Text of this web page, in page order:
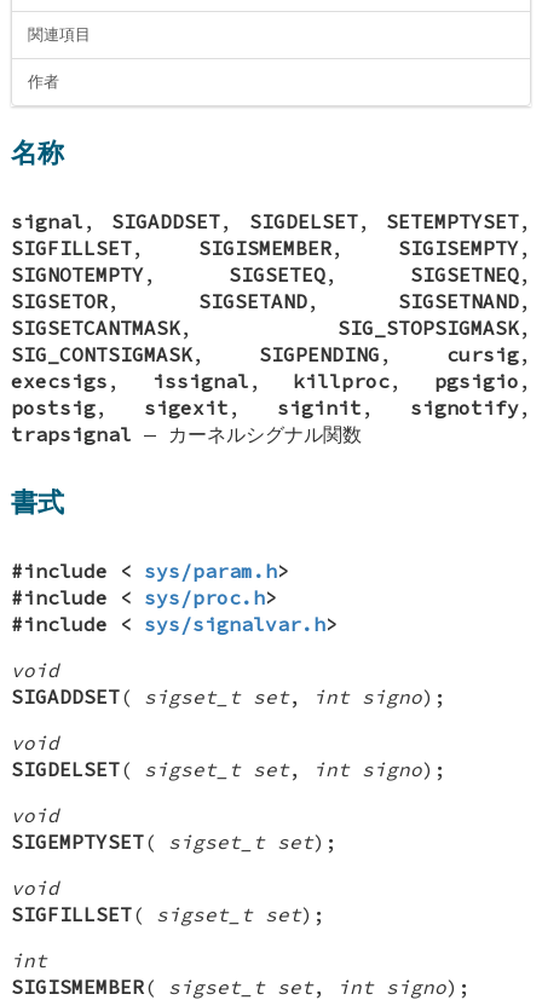
関連項目
作者
名称
signal , SIGADDSET, SIGDELSET, SETEMPTYSET,
SIGFILLSET, SIGISMEMBER, SIGISEMPTY,
SIGNOTEMPTY, SIGSETEQ, SIGSETNEQ,
SIGSETOR, SIGSETAND, SIGSETNAND,
SIGSETCANTMASK, SIG_STOPSIGMASK,
SIG_CONTSIGMASK, SIGPENDING , cursig,
execsigs , issignal , killproc, pgsigio ,
postsig, sigexit , siginit , signotify,
trapsignal — カーネルシグナル関数
書式
#include < sys/param.h>
#include < sys/proc.h>
#include < sys/signalvar.h>
void
SIGADDSET( sigset_t set, int signo);
void
SIGDELSET( sigset_t set, int signo);
void
SIGEMPTYSET( sigset_t set);
void
SIGFILLSET( sigset_t set);
int
SIGISMEMBER( sigset_t set, int signo);